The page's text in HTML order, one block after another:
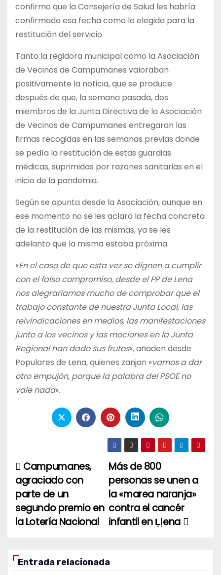
confirmo que la Consejería de Salud les habría
confirmado esa fecha como la elegida para la
restitución del servicio.
Tanto la regidora municipal como la Asociación
de Vecinos de Campumanes valoraban
positivamente la noticia, que se produce
después de que, la semana pasada, dos
miembros de la Junta Directiva de la Asociación
de Vecinos de Campumanes entregaran las
firmas recogidas en las semanas previas donde
se pedía la restitución de estas guardias
médicas, suprimidas por razones sanitarias en el
inicio de la pandemia.
Según se apunta desde la Asociación, aunque en
ese momento no se les aclaro la fecha concreta
de la restitución de las mismas, ya se les
adelanto que la misma estaba próxima.
«En el caso de que esta vez se dignen a cumplir
con el falso compromiso, desde el PP de Lena
nos alegraríamos mucho de comprobar que el
trabajo constante de nuestra Junta Local, las
reivindicaciones en medios, las manifestaciones
junto a los vecinos y las mociones en la Junta
Regional han dado sus frutos«, añaden desde
Populares de Lena, quienes zanjan «vamos a dar
otro empujón, porque la palabra del PSOE no
vale nada«.
Navegación
de
entradas
Más de 800
personas se unen a
la «marea naranja»
contra el cancér
infantil en Ḷḷena
Campumanes,
agraciado con
parte de un
segundo premio en
la Lotería Nacional
Entrada relacionada